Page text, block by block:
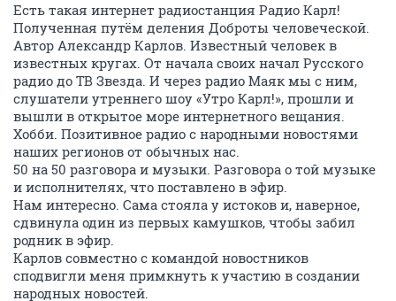
Есть такая интернет радиостанция Радио Карл!
Полученная путём деления Доброты человеческой.
Автор Александр Карлов. Известный человек в
известных кругах. От начала своих начал Русского
радио до ТВ Звезда. И через радио Маяк мы с ним,
слушатели утреннего шоу «Утро Карл!», прошли и
вышли в открытое море интернетного вещания.
Хобби. Позитивное радио с народными новостями
наших регионов от обычных нас.
50 на 50 разговора и музыки. Разговора о той музыке
и исполнителях, что поставлено в эфир.
Нам интересно. Сама стояла у истоков и, наверное,
сдвинула один из первых камушков, чтобы забил
родник в эфир.
Карлов совместно с командой новостников
сподвигли меня примкнуть к участию в создании
народных новостей.